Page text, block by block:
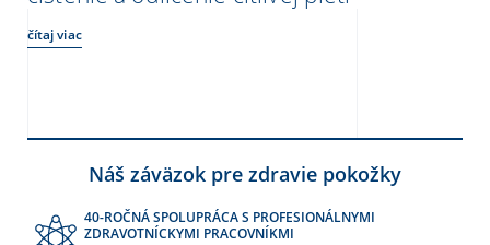
čítaj viac
Náš záväzok pre zdravie pokožky
40-ROČNÁ SPOLUPRÁCA S PROFESIONÁLNYMI
ZDRAVOTNÍCKYMI PRACOVNÍKMI